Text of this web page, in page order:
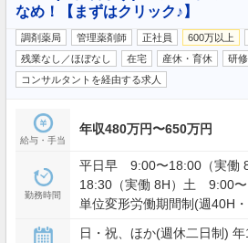
なめ！【まずはクリック♪】
調剤薬局 管理薬剤師 正社員 600万以上
残業なし／ほぼなし
在宅 産休・育休
研
コンサルタントを経由する求人
給与・手当
年収480万円〜650万円
勤務時間
平日早 9:00〜18:00（実働
18:30（実働 8H）土 9:00
単位変形労働期間制(週40H
日・祝、ほか(週休二日制)